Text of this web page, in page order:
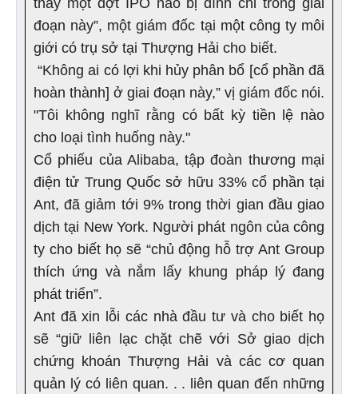
đoạn này”, một giám đốc tại một công ty môi
giới có trụ sở tại Thượng Hải cho biết.
“Không ai có lợi khi hủy phân bổ [cổ phần đã
hoàn thành] ở giai đoạn này,” vị giám đốc nói.
"Tôi không nghĩ rằng có bất kỳ tiền lệ nào
cho loại tình huống này."
Cổ phiếu của Alibaba, tập đoàn thương mại
điện tử Trung Quốc sở hữu 33% cổ phần tại
Ant, đã giảm tới 9% trong thời gian đầu giao
dịch tại New York. Người phát ngôn của công
ty cho biết họ sẽ “chủ động hỗ trợ Ant Group
thích ứng và nắm lấy khung pháp lý đang
phát triển”.
Ant đã xin lỗi các nhà đầu tư và cho biết họ
sẽ “giữ liên lạc chặt chẽ với Sở giao dịch
chứng khoán Thượng Hải và các cơ quan
quản lý có liên quan. . . liên quan đến những